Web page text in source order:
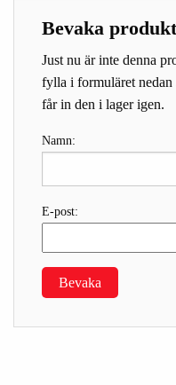
Bevaka produkt
Just nu är inte denna
fylla i formuläret nedan
får in den i lager igen.
Namn:
E-post:
Bevaka